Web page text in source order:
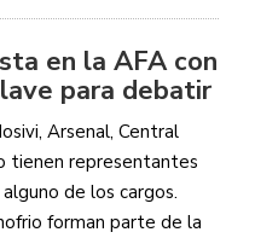
en la AFA con
para debatir
Arsenal, Central
tienen representantes
de los cargos.
forman parte de la